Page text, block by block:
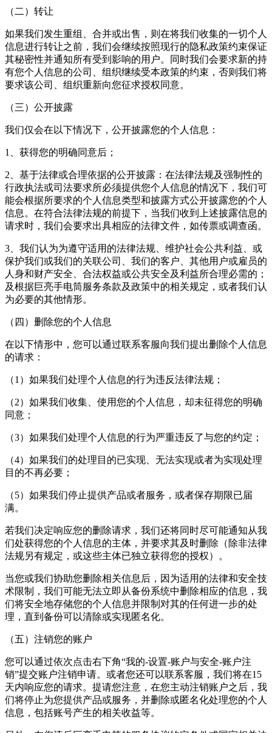
（二）转让
如果我们发生重组、合并或出售，则在将我们收集的一切个人
信息进行转让之前，我们会继续按照现行的隐私政策约束保证
其秘密性并通知所有受到影响的用户。同时我们会要求新的持
有您个人信息的公司、组织继续受本政策的约束，否则我们将
要求该公司、组织重新向您征求授权同意。
（三）公开披露
我们仅会在以下情况下，公开披露您的个人信息：
1、获得您的明确同意后；
2、基于法律或合理依据的公开披露：在法律法规及强制性的
行政执法或司法要求所必须提供您个人信息的情况下，我们可
能会根据所要求的个人信息类型和披露方式公开披露您的个人
信息。在符合法律法规的前提下，当我们收到上述披露信息的
请求时，我们会要求出具相应的法律文件，如传票或调查函。
3、我们认为为遵守适用的法律法规、维护社会公共利益、或
保护我们或我们的关联公司、我们的客户、其他用户或雇员的
人身和财产安全、合法权益或公共安全及利益所合理必需的；
及根据巨亮手电筒服务条款及政策中的相关规定，或者我们认
为必要的其他情形。
（四）删除您的个人信息
在以下情形中，您可以通过联系客服向我们提出删除个人信息
的请求：
（1）如果我们处理个人信息的行为违反法律法规；
（2）如果我们收集、使用您的个人信息，却未征得您的明确
同意；
（3）如果我们处理个人信息的行为严重违反了与您的约定；
（4）如果我们的处理目的已实现、无法实现或者为实现处理
目的不再必要；
（5）如果我们停止提供产品或者服务，或者保存期限已届
满。
若我们决定响应您的删除请求，我们还将同时尽可能通知从我
们处获得您的个人信息的主体，并要求其及时删除（除非法律
法规另有规定，或这些主体已独立获得您的授权）。
当您或我们协助您删除相关信息后，因为适用的法律和安全技
术限制，我们可能无法立即从备份系统中删除相应的信息，我
们将安全地存储您的个人信息并限制对其的任何进一步的处
理，直到备份可以清除或实现匿名化。
（五）注销您的账户
您可以通过依次点击右下角“我的-设置-账户与安全-账户注
销”提交账户注销申请。或者您还可以联系客服，我们将在15
天内响应您的请求。提请您注意，在您主动注销账户之后，我
们将停止为您提供产品或服务，并删除或匿名化处理您的个人
信息，包括账号产生的相关收益等。